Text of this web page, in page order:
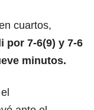
cuartos,
por 7-6(9) y 7-6
minutos.